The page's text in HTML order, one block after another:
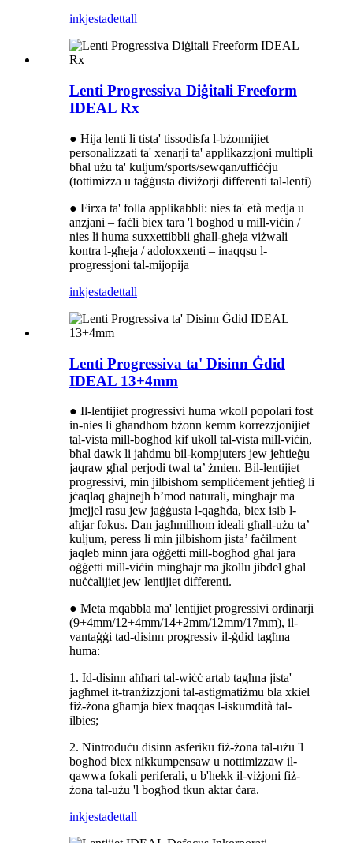
inkjestadettall
Lenti Progressiva Diġitali Freeform
IDEAL Rx
● Hija lenti li tista' tissodisfa l-bżonnijiet
personalizzati ta' xenarji ta' applikazzjoni multipli
bħal użu ta' kuljum/sports/sewqan/uffiċċju
(tottimizza u taġġusta diviżorji differenti tal-lenti)
● Firxa ta' folla applikabbli: nies ta' età medja u
anzjani – faċli biex tara 'l bogħod u mill-viċin /
nies li huma suxxettibbli għall-għeja viżwali –
kontra l-għeja / adoloxxenti – inaqqsu l-
progressjoni tal-mijopija
inkjestadettall
Lenti Progressiva ta' Disinn Ġdid
IDEAL 13+4mm
● Il-lentijiet progressivi huma wkoll popolari fost
in-nies li għandhom bżonn kemm korrezzjonijiet
tal-vista mill-bogħod kif ukoll tal-vista mill-viċin,
bħal dawk li jaħdmu bil-kompjuters jew jeħtieġu
jaqraw għal perjodi twal ta’ żmien. Bil-lentijiet
progressivi, min jilbishom sempliċement jeħtieġ li
jċaqlaq għajnejh b’mod naturali, mingħajr ma
jmejjel rasu jew jaġġusta l-qagħda, biex isib l-
aħjar fokus. Dan jagħmilhom ideali għall-użu ta’
kuljum, peress li min jilbishom jista’ faċilment
jaqleb minn jara oġġetti mill-bogħod għal jara
oġġetti mill-viċin mingħajr ma jkollu jibdel għal
nuċċalijiet jew lentijiet differenti.
● Meta mqabbla ma' lentijiet progressivi ordinarji
(9+4mm/12+4mm/14+2mm/12mm/17mm), il-
vantaġġi tad-disinn progressiv il-ġdid tagħna
huma:
1. Id-disinn aħħari tal-wiċċ artab tagħna jista'
jagħmel it-tranżizzjoni tal-astigmatiżmu bla xkiel
fiż-żona għamja biex tnaqqas l-iskumdità tal-
ilbies;
2. Nintroduċu disinn asferiku fiż-żona tal-użu 'l
bogħod biex nikkumpensaw u nottimizzaw il-
qawwa fokali periferali, u b'hekk il-viżjoni fiż-
żona tal-użu 'l bogħod tkun aktar ċara.
inkjestadettall